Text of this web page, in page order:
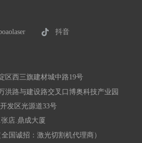
抖音
区西三旗建材城中路19号
洪路与建设路交叉口博奥科技产业园
发区光源道33号
店.鼎成大厦
全国诚招：激光切割机代理商）